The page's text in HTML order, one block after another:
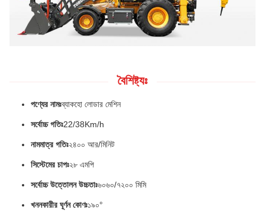
বৈশিষ্ট্যঃ
পণ্যের নামঃব্যাকহো লোডার মেশিন
সর্বোচ্চ গতিঃ22/38Km/h
নামমাত্র গতিঃ২৪০০ আর/মিনিট
সিস্টেমের চাপঃ২৮ এমপি
সর্বোচ্চ উত্তোলন উচ্চতাঃ৬০৬০/৭২০০ মিমি
খননকারীর ঘূর্ণন কোণঃ১৯০°